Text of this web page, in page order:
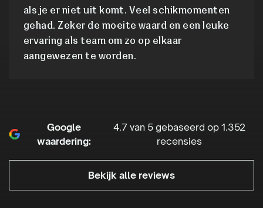
als je er niet uit komt. Veel schikmomenten
gehad. Zeker de moeite waard en een leuke
ervaring als team om zo op elkaar
aangewezen te worden.
Google
waardering:
4.7 van 5 gebaseerd op 1.352
recensies
Bekijk alle reviews